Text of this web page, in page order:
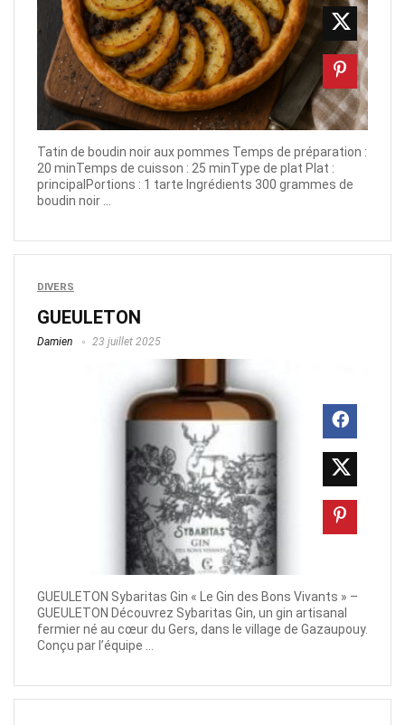
Tatin de boudin noir aux pommes Temps de préparation :
20 minTemps de cuisson : 25 minType de plat Plat :
principalPortions : 1 tarte Ingrédients 300 grammes de
boudin noir ...
DIVERS
GUEULETON
Damien 23 juillet 2025
GUEULETON Sybaritas Gin « Le Gin des Bons Vivants » –
GUEULETON Découvrez Sybaritas Gin, un gin artisanal
fermier né au cœur du Gers, dans le village de Gazaupouy.
Conçu par l’équipe ...